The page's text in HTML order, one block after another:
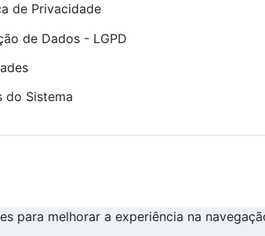
de Privacidade
de Dados - LGPD
do Sistema
para melhorar a experiência na